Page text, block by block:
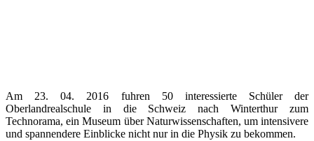
Am 23. 04. 2016 fuhren 50 interessierte Schüler der
Oberlandrealschule in die Schweiz nach Winterthur zum
Technorama, ein Museum über Naturwissenschaften, um intensivere
und spannendere Einblicke nicht nur in die Physik zu bekommen.